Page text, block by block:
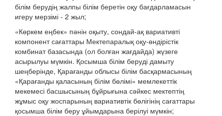
білім берудің жалпы білім беретін оқу бағдарламасын
игеру мерзімі - 2 жыл;
«Көркем еңбек» пәнін оқыту, сондай-ақ вариативті
компонент сағаттары Мектепаралық оқу-өндірістік
комбинат базасында (ол болған жағдайда) жүзеге
асырылуы мүмкін. Қосымша білім беруді дамыту
шеңберінде, Қарағанды облысы білім басқармасының
«Қарағанды қаласының білім бөлімі» мемлекеттік
мекемесі басшысының бұйрығына сәйкес мектептің
жұмыс оқу жоспарының вариативтік бөлігінің сағаттары
қосымша білім беру ұйымдарына берілуі мүмкін;